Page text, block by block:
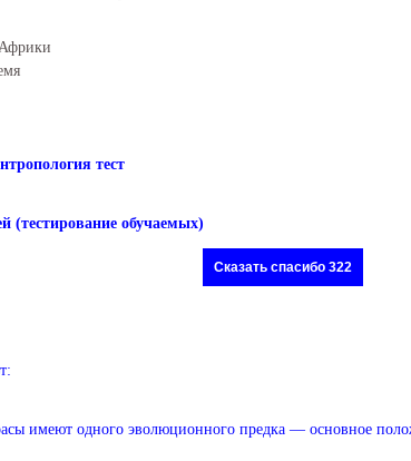
тест
(тестирование обучаемых)
Сказать спасибо 322
имеют одного эволюционного предка — основное